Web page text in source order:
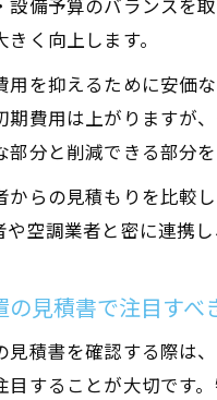
設備予算のバランスを
く向上します。
用を抑えるために安価
期費用は上がりますが
分と削減できる部分
からの見積もりを比較
や空調業者と密に連携
の見積書で注目すべ
見積書を確認する際は
目することが大切です